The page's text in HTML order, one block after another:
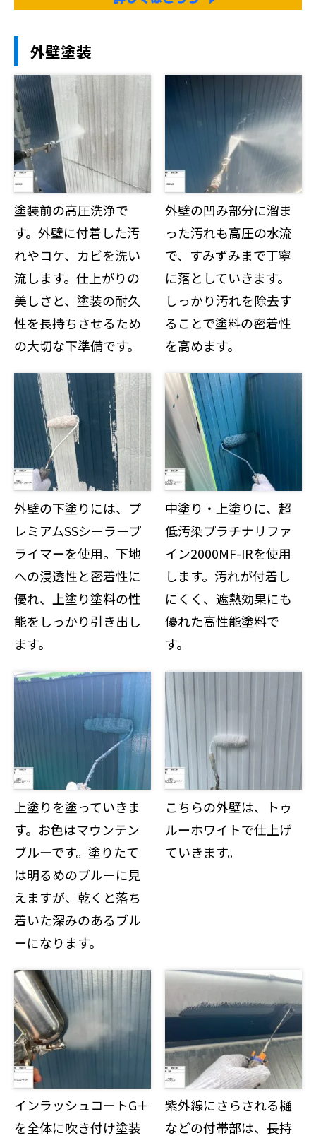
外壁塗装
塗装前の高圧洗浄で
す。外壁に付着した汚
れやコケ、カビを洗い
流します。仕上がりの
美しさと、塗装の耐久
性を長持ちさせるため
の大切な下準備です。
外壁の凹み部分に溜ま
った汚れも高圧の水流
で、すみずみまで丁寧
に落としていきます。
しっかり汚れを除去す
ることで塗料の密着性
を高めます。
外壁の下塗りには、プ
レミアムSSシーラープ
ライマーを使用。下地
への浸透性と密着性に
優れ、上塗り塗料の性
能をしっかり引き出し
ます。
中塗り・上塗りに、超
低汚染プラチナリファ
イン2000MF-IRを使用
します。汚れが付着し
にくく、遮熱効果にも
優れた高性能塗料で
す。
上塗りを塗っていきま
す。お色はマウンテン
ブルーです。塗りたて
は明るめのブルーに見
えますが、乾くと落ち
着いた深みのあるブル
ーになります。
こちらの外壁は、トゥ
ルーホワイトで仕上げ
ていきます。
インラッシュコートG＋
を全体に吹き付け塗装
紫外線にさらされる樋
などの付帯部は、長持